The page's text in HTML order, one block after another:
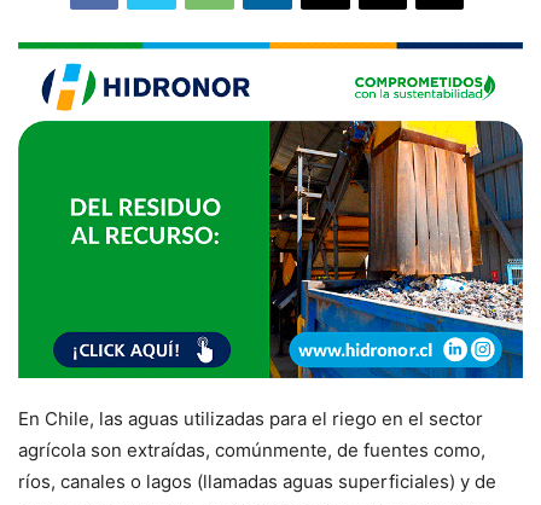
En Chile, las aguas utilizadas para el riego en el sector
agrícola son extraídas, comúnmente, de fuentes como,
ríos, canales o lagos (llamadas aguas superficiales) y de